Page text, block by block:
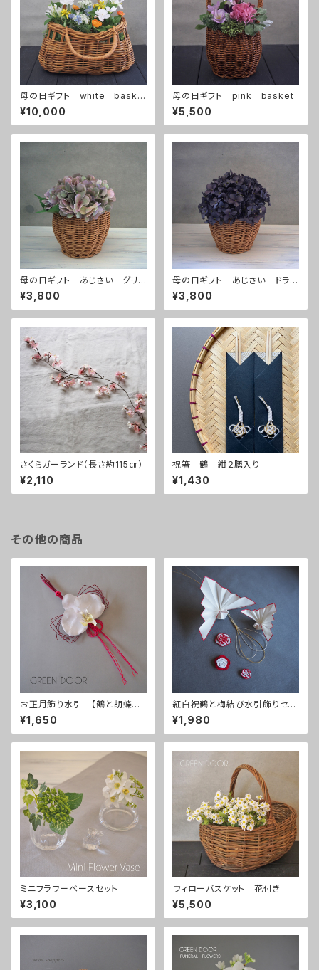
母の日ギフト white baske
t
¥10,000
母の日ギフト pink basket
¥5,500
母の日ギフト あじさい グリ
ーンピンク
¥3,800
母の日ギフト あじさい ドライ
ブルー
¥3,800
さくらガーランド（長さ約115㎝）
¥2,110
祝箸 鶴 紺２膳入り
¥1,430
その他の商品
お正月飾り水引 【鶴と胡蝶蘭】
赤
¥1,650
紅白祝鶴と梅結び水引飾りセッ
ト
¥1,980
ミニフラワーベースセット
¥3,100
ウィローバスケット 花付き
¥5,500